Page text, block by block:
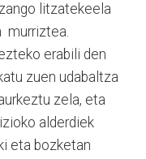
litzatekeela
murriztea.
erabili den
zuen udabaltza
zela, eta
alderdiek
eta bozketan